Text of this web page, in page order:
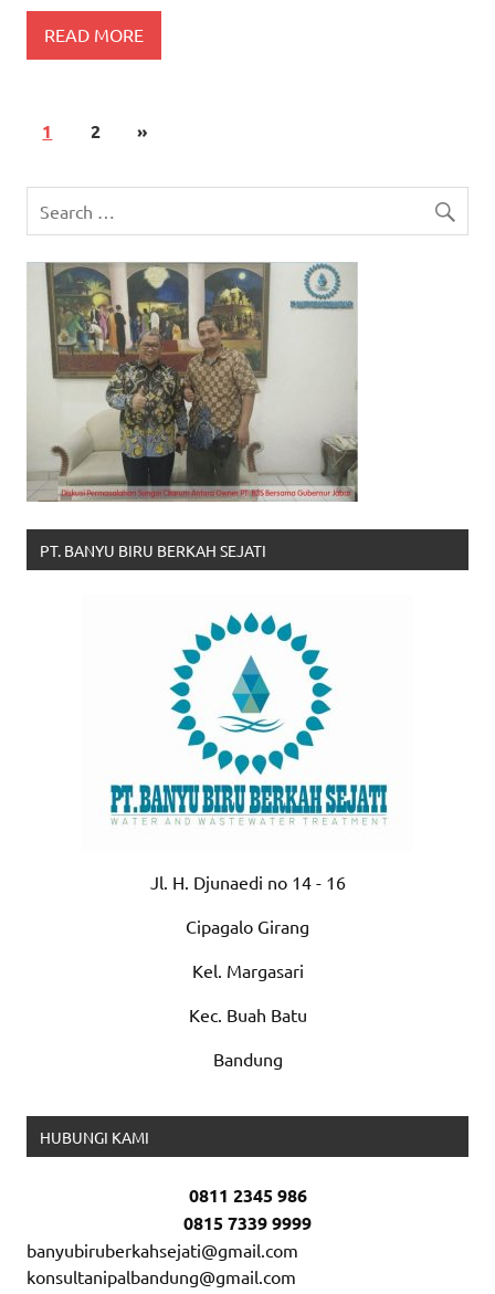
READ MORE
1 2 »
PT. BANYU BIRU BERKAH SEJATI
Jl. H. Djunaedi no 14 - 16
Cipagalo Girang
Kel. Margasari
Kec. Buah Batu
Bandung
HUBUNGI KAMI
0811 2345 986
0815 7339 9999
banyubiruberkahsejati@gmail.com
konsultanipalbandung@gmail.com